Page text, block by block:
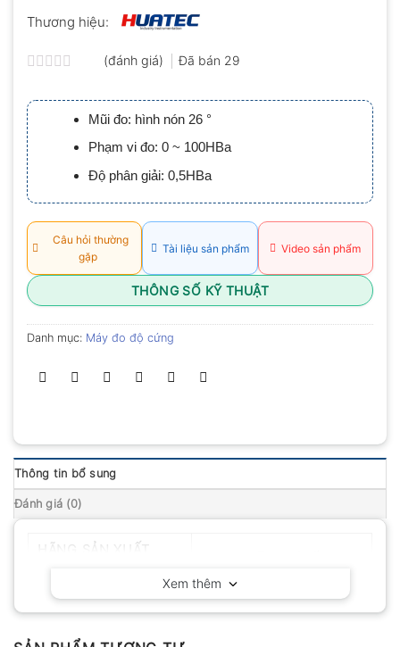
Thương hiệu:
xếp
hạng
0.0
5
sao
(đánh giá) Đã bán 29
Mũi đo: hình nón 26 °
Phạm vi đo: 0 ~ 100HBa
Độ phân giải: 0,5HBa
Câu hỏi thường
gặp
Tài liệu sản phẩm Video sản phẩm
THÔNG SỐ KỸ THUẬT
Danh mục: Máy đo độ cứng
Thông tin bổ sung
Đánh giá (0)
Xem thêm